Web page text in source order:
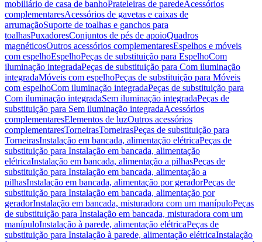
mobiliário de casa de banhoPrateleiras de paredeAcessórios
complementaresAcessórios de gavetas e caixas de
arrumaçãoSuporte de toalhas e ganchos para
toalhasPuxadoresConjuntos de pés de apoioQuadros
magnéticosOutros acessórios complementaresEspelhos e móveis
com espelhoEspelhoPeças de substituição para EspelhoCom
iluminação integradaPeças de substituição para Com iluminação
integradaMóveis com espelhoPeças de substituição para Móveis
com espelhoCom iluminação integradaPeças de substituição para
Com iluminação integradaSem iluminação integradaPeças de
substituição para Sem iluminação integradaAcessórios
complementaresElementos de luzOutros acessórios
complementaresTorneirasTorneirasPeças de substituição para
TorneirasInstalação em bancada, alimentação elétricaPeças de
substituição para Instalação em bancada, alimentação
elétricaInstalação em bancada, alimentação a pilhasPeças de
substituição para Instalação em bancada, alimentação a
pilhasInstalação em bancada, alimentação por geradorPeças de
substituição para Instalação em bancada, alimentação por
geradorInstalação em bancada, misturadora com um manípuloPeças
de substituição para Instalação em bancada, misturadora com um
manípuloInstalação à parede, alimentação elétricaPeças de
substituição para Instalação à parede, alimentação elétricaInstalação